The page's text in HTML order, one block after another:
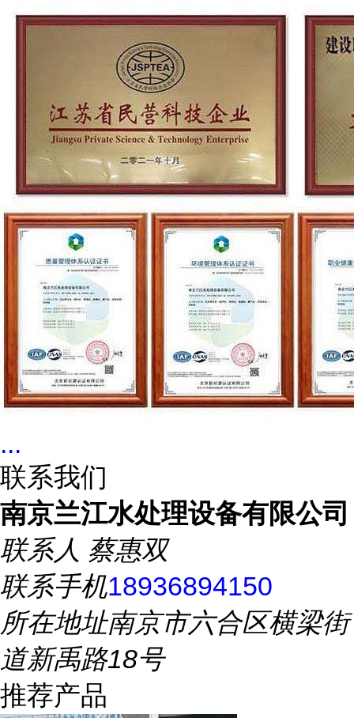
...
联系我们
南京兰江水处理设备有限公司
联系人 蔡惠双
联系手机18936894150
所在地址南京市六合区横梁街
道新禹路18号
推荐产品